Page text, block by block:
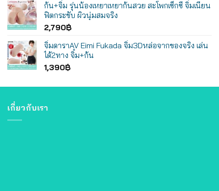
was:
2,590฿.
is:
1,690฿.
ก้น+จิ๋ม รุ่นน้องเหยาเหยาก้นสวย สะโพกเซ็กซี่ จิ๋มเนียน
ฟิตกระชับ ผิวนุ่มสมจริง
2,790฿
จิ๋มดาราAV Eimi Fukada จิ๋ม3Dหล่อจากของจริง เล่น
ได้2ทาง จิ๋ม+ก้น
1,390฿
เกี่ยวกับเรา